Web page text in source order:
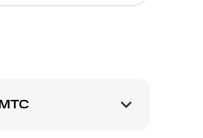
МТС